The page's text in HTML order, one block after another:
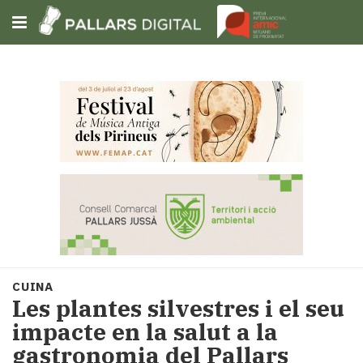
Subscriu-t'hi
Portada
Societat
Política
i
municipis
Economia
CUINA
Les plantes silvestres i el seu
impacte en la salut a la
gastronomia del Pallars